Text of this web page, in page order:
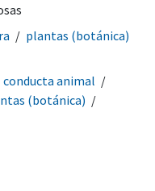
plantas (botánica)
conducta animal
(botánica)